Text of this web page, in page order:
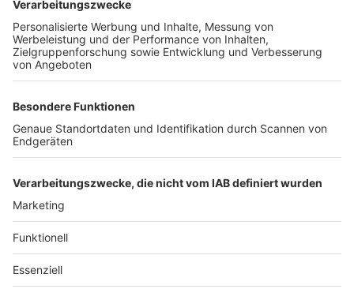
Freiburger Wochenbericht
Der Wochenbericht
wurde zum 31. Juli 2026
eingestellt.
News
Lokales
Sport